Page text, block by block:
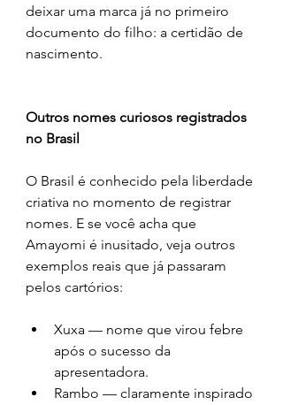
deixar uma marca já no primeiro
documento do filho: a certidão de
nascimento.
Outros nomes curiosos registrados
no Brasil
O Brasil é conhecido pela liberdade
criativa no momento de registrar
nomes. E se você acha que
Amayomi é inusitado, veja outros
exemplos reais que já passaram
pelos cartórios:
Xuxa — nome que virou febre
após o sucesso da
apresentadora.
Rambo — claramente inspirado